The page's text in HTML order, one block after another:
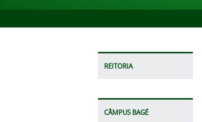
REITORIA
CÂMPUS BAGÉ